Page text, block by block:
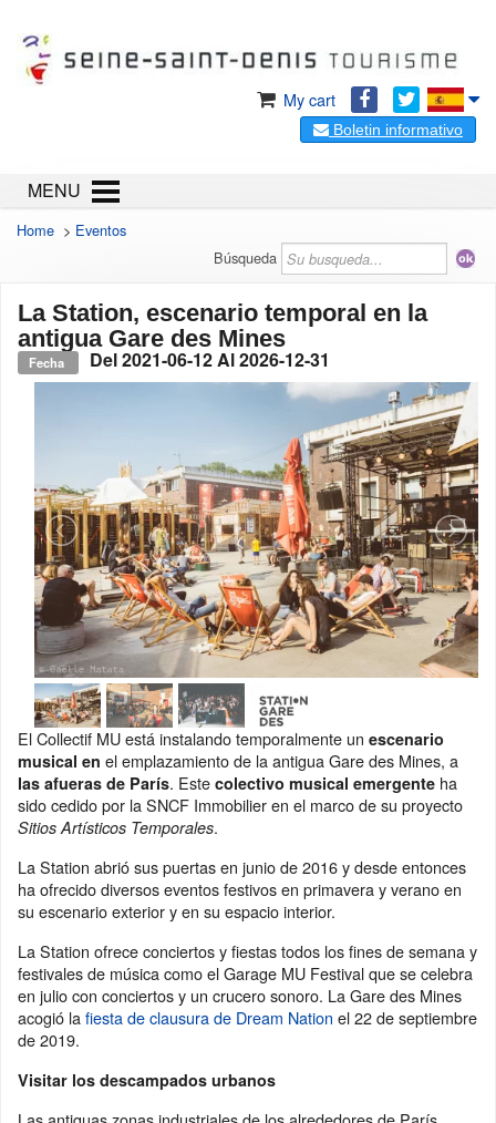
My cart
Boletin informativo
MENU
Home > Eventos
Búsqueda
La Station, escenario temporal en la
antigua Gare des Mines
Fecha Del2021-06-12Al2026-12-31
El Collectif MU está instalando temporalmente un escenario
musical en el emplazamiento de la antigua Gare des Mines, a
las afueras de París. Este colectivo musical emergente ha
sido cedido por la SNCF Immobilier en el marco de su proyecto
Sitios Artísticos Temporales.
La Station abrió sus puertas en junio de 2016 y desde entonces
ha ofrecido diversos eventos festivos en primavera y verano en
su escenario exterior y en su espacio interior.
La Station ofrece conciertos y fiestas todos los fines de semana y
festivales de música como el Garage MU Festival que se celebra
en julio con conciertos y un crucero sonoro. La Gare des Mines
acogió lafiesta de clausura de Dream Nation el 22 de septiembre
de 2019.
Visitar los descampados urbanos